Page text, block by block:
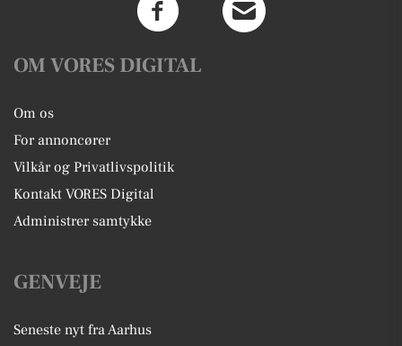
OM VORES DIGITAL
Om os
For annoncører
Vilkår og Privatlivspolitik
Kontakt VORES Digital
Administrer samtykke
GENVEJE
Seneste nyt fra Aarhus